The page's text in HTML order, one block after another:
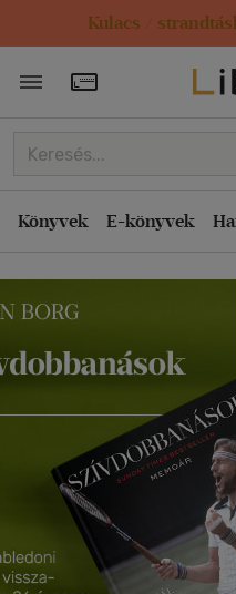
Kulacs /
Törzsvásárlói
Könyvek E-könyvek